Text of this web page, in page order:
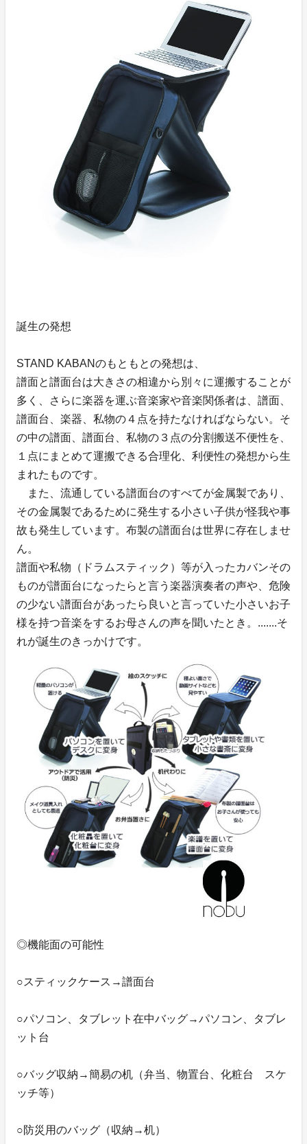
誕生の発想
STAND KABANのもともとの発想は、
譜面と譜面台は大きさの相違から別々に運搬することが
多く、さらに楽器を運ぶ音楽家や音楽関係者は、譜面、
譜面台、楽器、私物の４点を持たなければならない。そ
の中の譜面、譜面台、私物の３点の分割搬送不便性を、
１点にまとめて運搬できる合理化、利便性の発想から生
まれたものです。
また、流通している譜面台のすべてが金属製であり、
その金属製であるために発生する小さい子供が怪我や事
故も発生しています。布製の譜面台は世界に存在しませ
ん。
譜面や私物（ドラムスティック）等が入ったカバンその
ものが譜面台になったらと言う楽器演奏者の声や、危険
の少ない譜面台があったら良いと言っていた小さいお子
様を持つ音楽をするお母さんの声を聞いたとき。.......そ
れが誕生のきっかけです。
◎機能面の可能性
○スティックケース→譜面台
○パソコン、タブレット在中バッグ→パソコン、タブレ
ット台
○バッグ収納→簡易の机（弁当、物置台、化粧台 スケ
ッチ等）
○防災用のバッグ（収納→机）